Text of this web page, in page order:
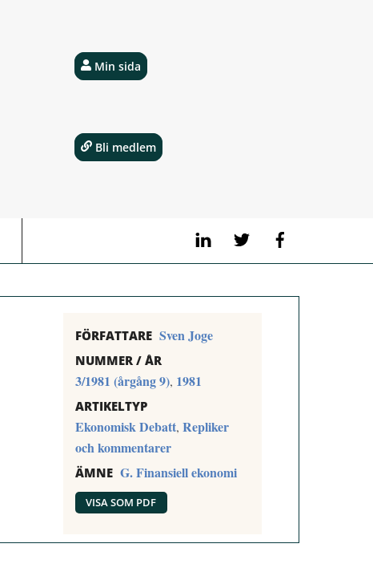
LinkedIn Twitter
Min sida
Bli medlem
FÖRFATTARE Sven Joge
NUMMER / ÅR
3/1981 (årgång 9), 1981
ARTIKELTYP
Ekonomisk Debatt, Repliker
och kommentarer
ÄMNE G. Finansiell ekonomi
VISA SOM PDF